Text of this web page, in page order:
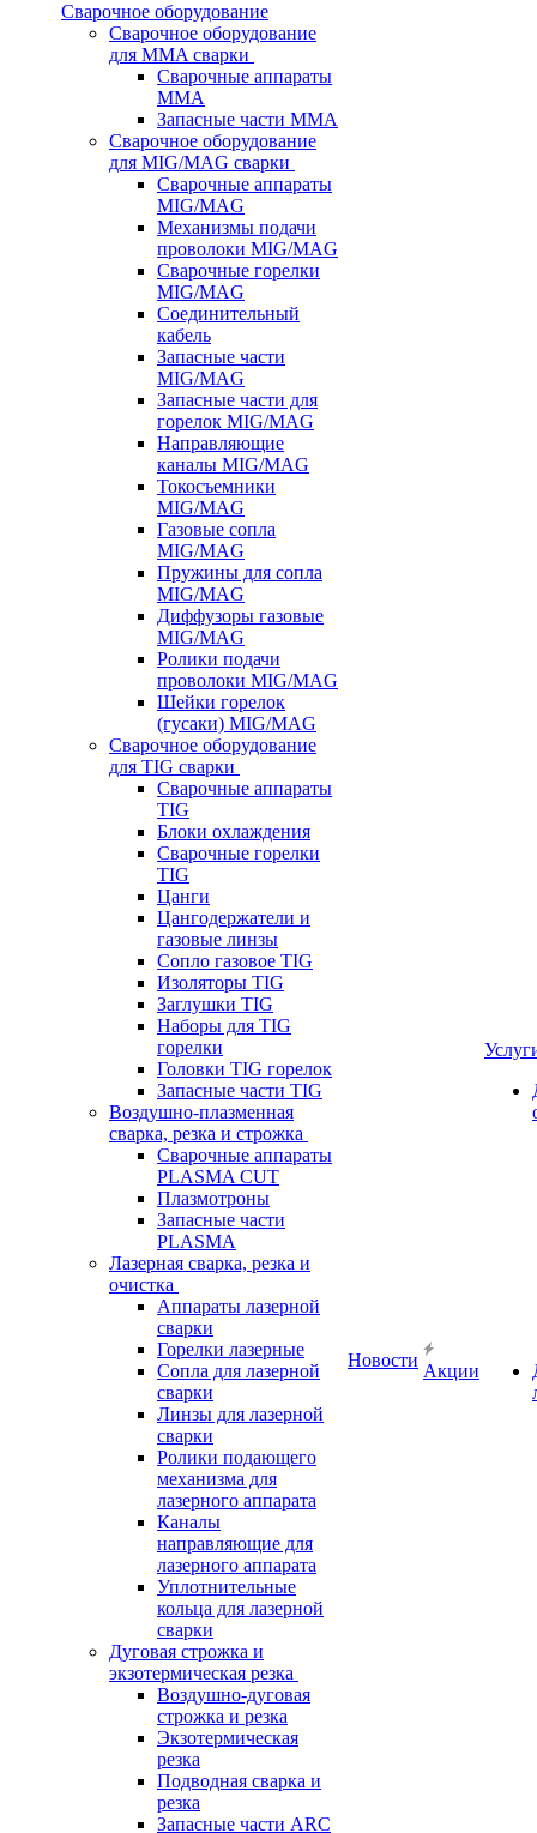
Сварочное оборудование
Сварочное оборудование
для MMA сварки
Сварочные аппараты
MMA
Запасные части MMA
Сварочное оборудование
для MIG/MAG сварки
Сварочные аппараты
MIG/MAG
Механизмы подачи
проволоки MIG/MAG
Сварочные горелки
MIG/MAG
Соединительный
кабель
Запасные части
MIG/MAG
Запасные части для
горелок MIG/MAG
Направляющие
каналы MIG/MAG
Токосъемники
MIG/MAG
Газовые сопла
MIG/MAG
Пружины для сопла
MIG/MAG
Диффузоры газовые
MIG/MAG
Ролики подачи
проволоки MIG/MAG
Шейки горелок
(гусаки) MIG/MAG
Сварочное оборудование
для TIG сварки
Сварочные аппараты
TIG
Блоки охлаждения
Сварочные горелки
TIG
Цанги
Цангодержатели и
газовые линзы
Сопло газовое TIG
Изоляторы TIG
Заглушки TIG
Наборы для TIG
горелки
Головки TIG горелок
Запасные части TIG
Воздушно-плазменная
сварка, резка и строжка
Сварочные аппараты
PLASMA CUT
Плазмотроны
Запасные части
PLASMA
Лазерная сварка, резка и
очистка
Аппараты лазерной
сварки
Горелки лазерные
Сопла для лазерной
сварки
Линзы для лазерной
сварки
Ролики подающего
механизма для
лазерного аппарата
Каналы
направляющие для
лазерного аппарата
Уплотнительные
кольца для лазерной
сварки
Дуговая строжка и
экзотермическая резка
Воздушно-дуговая
строжка и резка
Экзотермическая
резка
Подводная сварка и
резка
Запасные части ARC
Новости
Акции